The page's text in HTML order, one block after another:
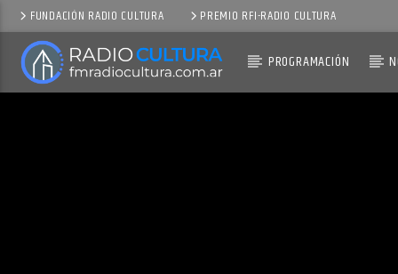
FUNDACIÓN RADIO CULTURA PREMIO RFI-RADIO CULTURA
PROGRAMACIÓN